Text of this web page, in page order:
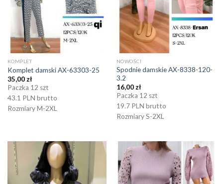
KOMPLET
Komplet damski AX-63303-25
35,00 zł
Paczka 12 szt
43.1 PLN brutto
Rozmiary M-2XL
NOWOŚCI
Spodnie damskie AX-8338-120-
3.2
16,00zł
Paczka 12 szt
19.7 PLN brutto
Rozmiary S-2XL